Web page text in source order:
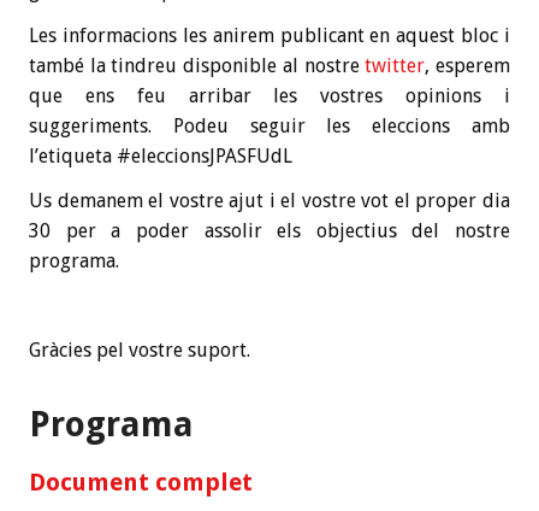
Les informacions les anirem publicant en aquest bloc i
també la tindreu disponible al nostretwitter, esperem
que ens feu arribar les vostres opinions i
suggeriments. Podeu seguir les eleccions amb
l’etiqueta #eleccionsJPASFUdL
Us demanem el vostre ajut i el vostre vot el proper dia
30 per a poder assolir els objectius del nostre
programa.
Gràcies pel vostre suport.
Programa
Document complet